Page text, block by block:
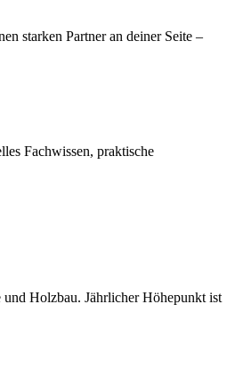
starken Partner an deiner Seite –
Fachwissen, praktische
Holzbau. Jährlicher Höhepunkt ist